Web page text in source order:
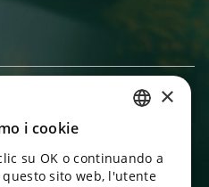
comoda chat con
ENGLISH
×
i cookie
su OK o continuando a
sito web, l'utente